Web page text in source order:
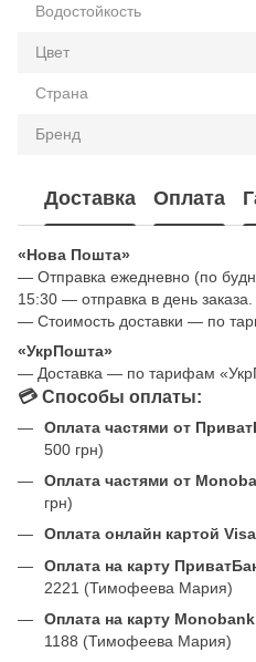
Водостойкость
Цвет
Страна
Бренд
Доставка Оплата
«Нова Пошта»
— Отправка ежедневно (по
15:30 — отправка в день заказа.
— Стоимость доставки — по
«УкрПошта»
— Доставка — по тарифам
💳 Способы оплаты:
Оплата частями от
500 грн)
Оплата частями от
грн)
Оплата онлайн картой
Оплата на карту
2221 (Тимофеева Мария)
Оплата на карту
1188 (Тимофеева Мария)